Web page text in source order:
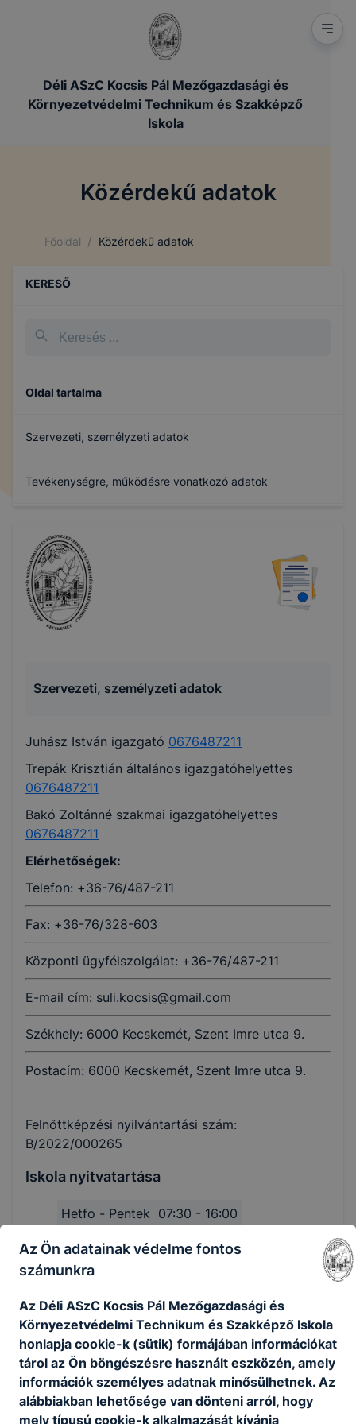
Déli ASzC Kocsis Pál Mezőgazdasági és
Környezetvédelmi Technikum és Szakképző
Iskola
Közérdekű adatok
Főoldal / Közérdekű adatok
KERESŐ
Oldal tartalma
Szervezeti, személyzeti adatok
Tevékenységre, működésre vonatkozó adatok
Archívum
Szervezeti, személyzeti adatok
Juhász István igazgató 0676487211
Trepák Krisztián általános igazgatóhelyettes
0676487211
Bakó Zoltánné szakmai igazgatóhelyettes
0676487211
Elérhetőségek:
Telefon: +36-76/487-211
Fax: +36-76/328-603
Központi ügyfélszolgálat: +36-76/487-211
E-mail cím: suli.kocsis@gmail.com
Székhely: 6000 Kecskemét, Szent Imre utca 9.
Postacím: 6000 Kecskemét, Szent Imre utca 9.
Felnőttképzési nyilvántartási szám:
B/2022/000265
Iskola nyitvatartása
Hetfo - Pentek 07:30 - 16:00
Szombat
Vasarnap
Tevékenységre, működésre vonatkozó adatok
Alapító okirat
Az Ön adatainak védelme fontos
számunkra
Az Déli ASzC Kocsis Pál Mezőgazdasági és
Környezetvédelmi Technikum és Szakképző Iskola
honlapja cookie-k (sütik) formájában információkat
tárol az Ön böngészésre használt eszközén, amely
információk személyes adatnak minősülhetnek. Az
alábbiakban lehetősége van dönteni arról, hogy
mely típusú cookie-k alkalmazását kívánja